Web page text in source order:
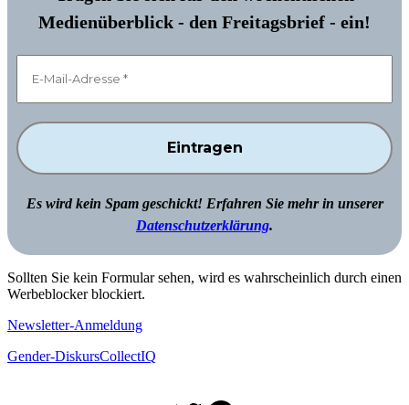
Medienüberblick - den Freitagsbrief - ein!
Es wird kein Spam geschickt! Erfahren Sie mehr in unserer
Datenschutzerklärung.
Sollten Sie kein Formular sehen, wird es wahrscheinlich durch einen
Werbeblocker blockiert.
Newsletter-Anmeldung
Gender-DiskursCollectIQ